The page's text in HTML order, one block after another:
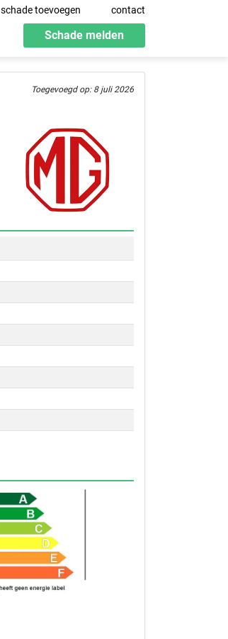
schade toevoegen contact
Schade melden
Toegevoegd op: 8 juli 2026